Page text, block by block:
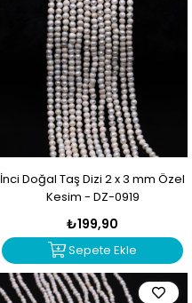
İnci Doğal Taş Dizi 2 x 3 mm Özel
Kesim - DZ-0919
₺199,90
Sepete Ekle